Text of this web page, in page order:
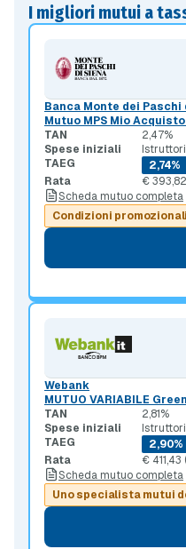
I migliori mutui a
Banca Monte dei Paschi
Mutuo MPS Mio
TAN
2,47%
Spese iniziali
TAEG
2,74%
Rata
€
Scheda mutuo completa
Condizioni promozionali
Webank
MUTUO VARIABILE
TAN
2,81%
Spese iniziali
TAEG
2,90%
Rata
€
Scheda mutuo completa
Uno specialista mutui